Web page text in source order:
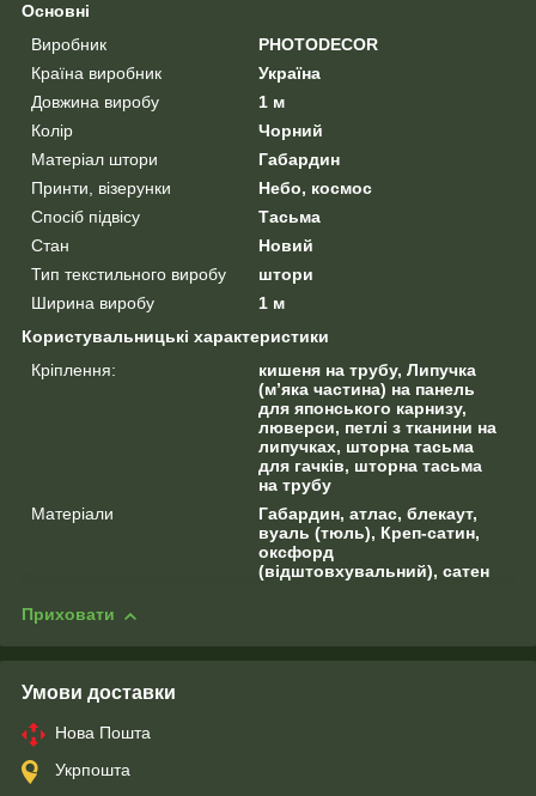
Основні
Виробник
PHOTODECOR
Країна виробник
Україна
Довжина виробу
1 м
Колір
Чорний
Матеріал штори
Габардин
Принти, візерунки
Небо, космос
Спосіб підвісу
Тасьма
Стан
Новий
Тип текстильного виробу
штори
Ширина виробу
1 м
Користувальницькі характеристики
Кріплення:
кишеня на трубу, Липучка
(м’яка частина) на панель
для японського карнизу,
люверси, петлі з тканини на
липучках, шторна тасьма
для гачків, шторна тасьма
на трубу
Матеріали
Габардин, атлас, блекаут,
вуаль (тюль), Креп-сатин,
оксфорд
(відштовхувальний), сатен
Приховати
Умови доставки
Нова Пошта
Укрпошта